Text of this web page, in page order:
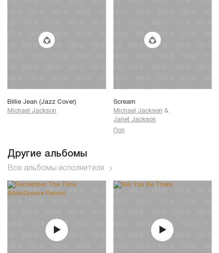
Billie Jean (Jazz Cover)
Michael Jackson
Scream
Michael Jackson &
Janet Jackson
Поп
Другие альбомы
Все альбомы исполнителя